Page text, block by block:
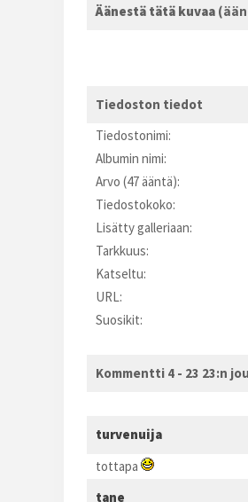
Äänestä tätä kuvaa
Tiedoston tiedot
Tiedostonimi:
Albumin nimi:
Arvo (47 ääntä):
Tiedostokoko:
Lisätty galleriaan:
Tarkkuus:
Katseltu:
URL:
Suosikit:
Kommentti 4 - 23 23:n
turvenuija
tottapa
tane